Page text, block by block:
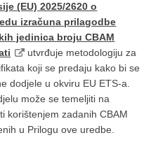
(EU) 2025/2620 o
izračuna prilagodbe
jedinica broju CBAM
utvrđuje metodologiju za
koji se predaju kako bi se
dodjele u okviru EU ETS-a.
može se temeljiti na
korištenjem zadanih CBAM
u Prilogu ove uredbe.